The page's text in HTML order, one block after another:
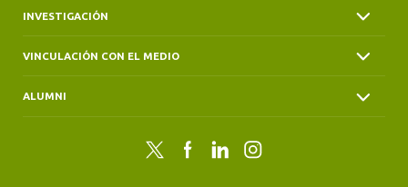
INVESTIGACIÓN
VINCULACIÓN CON EL MEDIO
ALUMNI
Twitter FacebookLinkedInInstagram